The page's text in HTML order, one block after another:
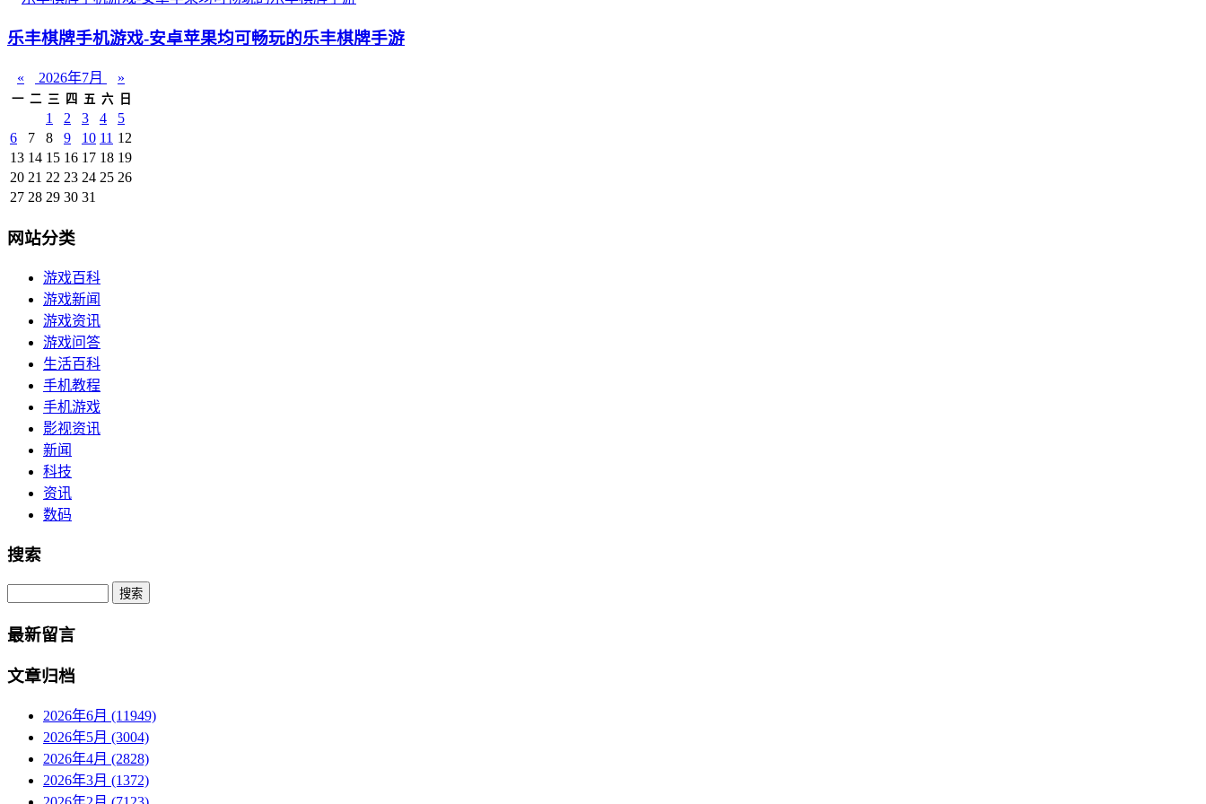
乐丰棋牌手机游戏-安卓苹果均可畅玩的乐丰棋牌手游
« 2026年7月 »
一 二 三 四 五 六 日
1 2 3 4
5
6
7 8 9 10 11 12
13 14 15 16 17 18 19
20 21 22 23 24 25 26
27 28 29 30 31
网站分类
游戏百科
游戏新闻
游戏资讯
游戏问答
生活百科
手机教程
手机游戏
影视资讯
新闻
科技
资讯
数码
搜索
Search
最新留言
文章归档
2026年6月 (11949)
2026年5月 (3004)
2026年4月 (2828)
2026年3月 (1372)